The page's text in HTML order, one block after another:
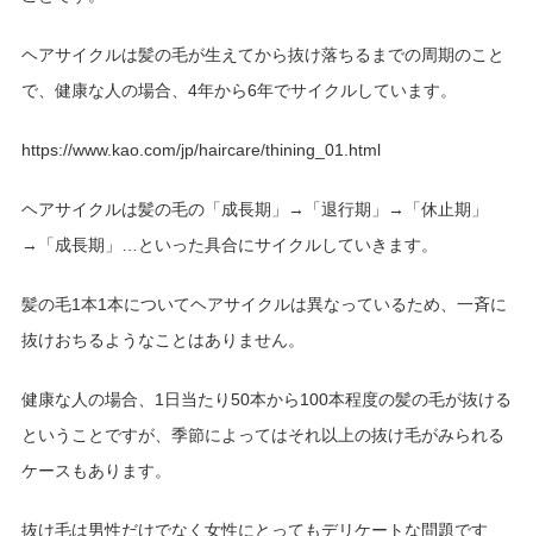
ヘアサイクルは髪の毛が生えてから抜け落ちるまでの周期のこと
で、健康な人の場合、4年から6年でサイクルしています。
https://www.kao.com/jp/haircare/thining_01.html
ヘアサイクルは髪の毛の「成長期」→「退行期」→「休止期」
→「成長期」…といった具合にサイクルしていきます。
髪の毛1本1本についてヘアサイクルは異なっているため、一斉に
抜けおちるようなことはありません。
健康な人の場合、1日当たり50本から100本程度の髪の毛が抜ける
ということですが、季節によってはそれ以上の抜け毛がみられる
ケースもあります。
抜け毛は男性だけでなく女性にとってもデリケートな問題です